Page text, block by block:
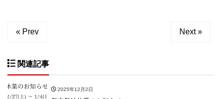
« Prev Next »
関連記事
2025年12月2日